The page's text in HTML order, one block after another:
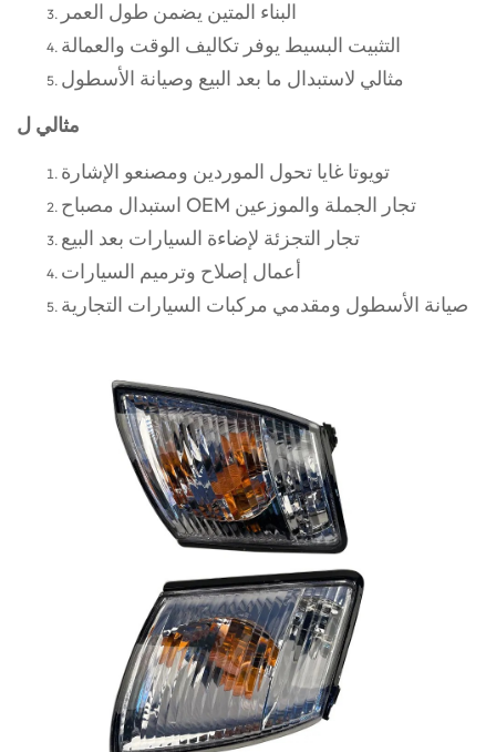
البناء المتين يضمن طول العمر
التثبيت البسيط يوفر تكاليف الوقت والعمالة
مثالي لاستبدال ما بعد البيع وصيانة الأسطول
مثالي ل
تويوتا غايا تحول الموردين ومصنعو الإشارة
استبدال مصباح OEM تجار الجملة والموزعين
تجار التجزئة لإضاءة السيارات بعد البيع
أعمال إصلاح وترميم السيارات
صيانة الأسطول ومقدمي مركبات السيارات التجارية